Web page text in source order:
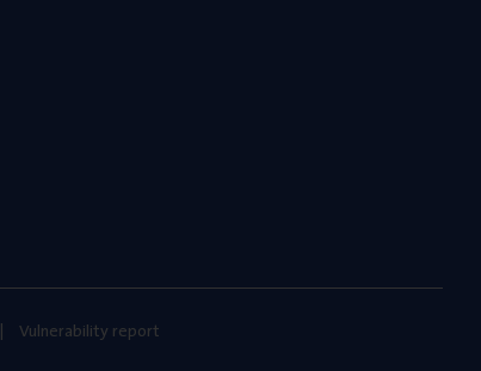
Vulnerability report